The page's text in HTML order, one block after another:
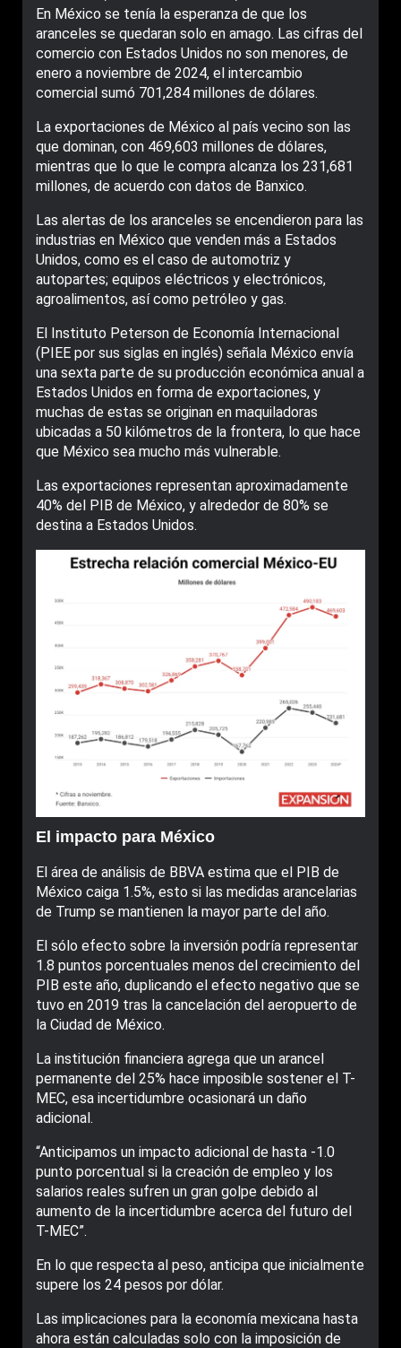
En México se tenía la esperanza de que los
aranceles se quedaran solo en amago. Las cifras del
comercio con Estados Unidos no son menores, de
enero a noviembre de 2024, el intercambio
comercial sumó 701,284 millones de dólares.
La exportaciones de México al país vecino son las
que dominan, con 469,603 millones de dólares,
mientras que lo que le compra alcanza los 231,681
millones, de acuerdo con datos de Banxico.
Las alertas de los aranceles se encendieron para las
industrias en México que venden más a Estados
Unidos, como es el caso de automotriz y
autopartes; equipos eléctricos y electrónicos,
agroalimentos, así como petróleo y gas.
El Instituto Peterson de Economía Internacional
(PIEE por sus siglas en inglés) señala México envía
una sexta parte de su producción económica anual a
Estados Unidos en forma de exportaciones, y
muchas de estas se originan en maquiladoras
ubicadas a 50 kilómetros de la frontera, lo que hace
que México sea mucho más vulnerable.
Las exportaciones representan aproximadamente
40% del PIB de México, y alrededor de 80% se
destina a Estados Unidos.
El impacto para México
El área de análisis de BBVA estima que el PIB de
México caiga 1.5%, esto si las medidas arancelarias
de Trump se mantienen la mayor parte del año.
El sólo efecto sobre la inversión podría representar
1.8 puntos porcentuales menos del crecimiento del
PIB este año, duplicando el efecto negativo que se
tuvo en 2019 tras la cancelación del aeropuerto de
la Ciudad de México.
La institución financiera agrega que un arancel
permanente del 25% hace imposible sostener el T-
MEC, esa incertidumbre ocasionará un daño
adicional.
“Anticipamos un impacto adicional de hasta -1.0
punto porcentual si la creación de empleo y los
salarios reales sufren un gran golpe debido al
aumento de la incertidumbre acerca del futuro del
T-MEC”.
En lo que respecta al peso, anticipa que inicialmente
supere los 24 pesos por dólar.
Las implicaciones para la economía mexicana hasta
ahora están calculadas solo con la imposición de